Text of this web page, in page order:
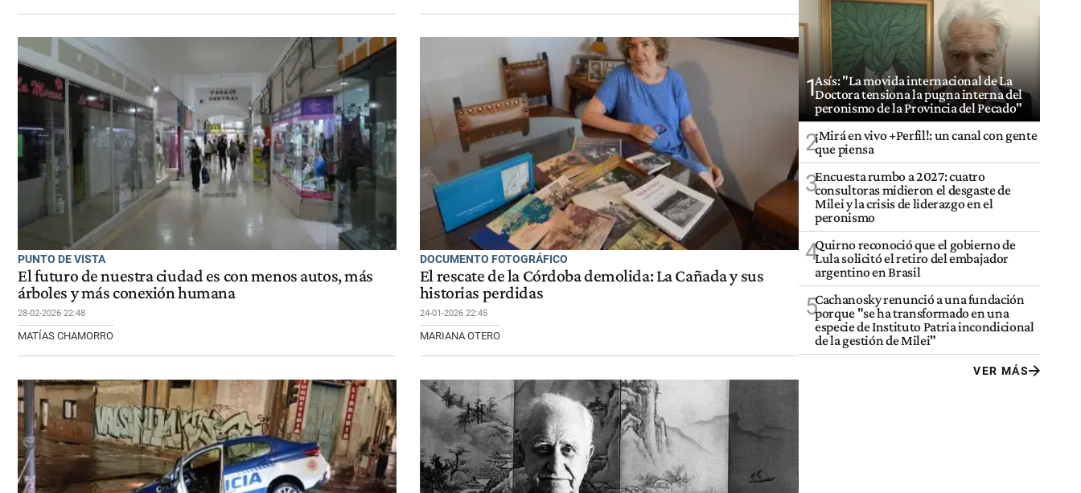
PUNTO DE VISTA
El futuro de nuestra ciudad es con menos autos, más
árboles y más conexión humana
28-02-2026 22:48
MATÍAS CHAMORRO
DOCUMENTO FOTOGRÁFICO
El rescate de la Córdoba demolida: La Cañada y sus
historias perdidas
24-01-2026 22:45
MARIANA OTERO
1Asís: "La movida internacional de La
Doctora tensiona la pugna interna del
peronismo de la Provincia del Pecado"
2¡Mirá en vivo +Perfil!: un canal con gente
que piensa
3Encuesta rumbo a 2027: cuatro
consultoras midieron el desgaste de
Milei y la crisis de liderazgo en el
peronismo
4Quirno reconoció que el gobierno de
Lula solicitó el retiro del embajador
argentino en Brasil
5Cachanosky renunció a una fundación
porque "se ha transformado en una
especie de Instituto Patria incondicional
de la gestión de Milei"
VER MÁS